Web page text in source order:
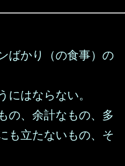
ばかり（の食事）の
にはならない。
の、余計なもの、多
も立たないもの、そ